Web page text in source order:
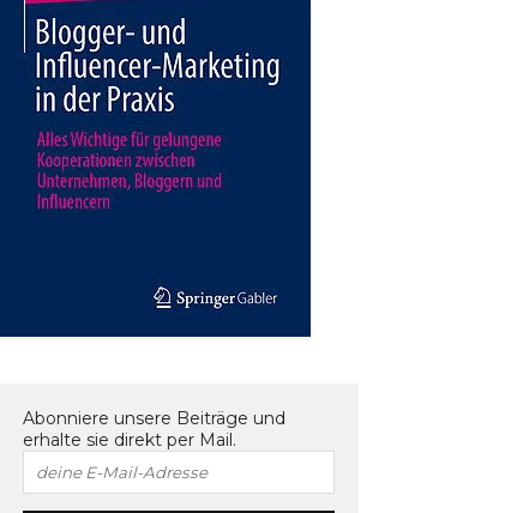
Abonniere unsere Beiträge und
erhalte sie direkt per Mail.